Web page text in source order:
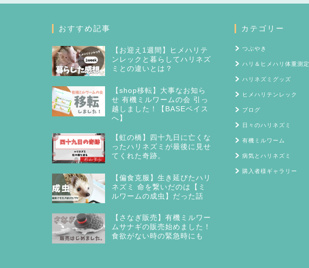
おすすめ記事
【お迎え1週間】ヒメハリテ
ンレックと暮らしてハリネズ
ミとの違いとは？
【shop移転】大事なお知ら
せ 有機ミルワームの会 引っ
越しました！【BASEベイス
へ】
【虹の橋】四十九日に亡くな
ったハリネズミが最後に見せ
てくれた奇跡。
【偏食克服】生き延びたハリ
ネズミ 命を繋いだのは【ミ
ルワームの成虫】だった話
【さなぎ販売】有機ミルワー
ムサナギの販売始めました！
食欲がない時の緊急時にも
カテゴリー
つぶやき
ハリ＆ヒメハリ体重測定
ハリネズミグッズ
ヒメハリテンレック
ブログ
日々のハリネズミ
有機ミルワーム
病気とハリネズミ
購入者様ギャラリー